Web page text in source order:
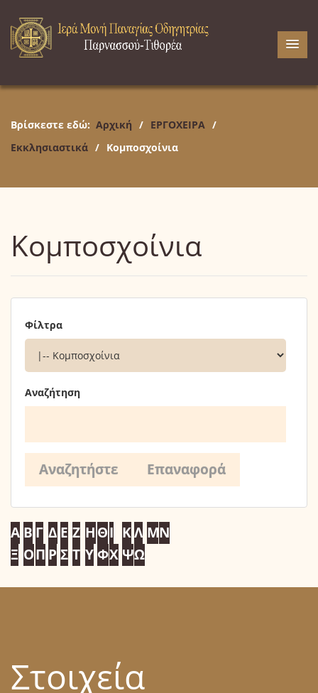
Βρίσκεστε εδώ: Αρχική / ΕΡΓΟΧΕΙΡΑ /
Εκκλησιαστικά / Κομποσχοίνια
Κομποσχοίνια
Φίλτρα
Αναζήτηση
Α Β Γ Δ Ε Ζ ΗΘΙ ΚΛ ΜΝ
Ξ ΟΠ Ρ Σ Τ Υ ΦΧ ΨΩ
Στοιχεία